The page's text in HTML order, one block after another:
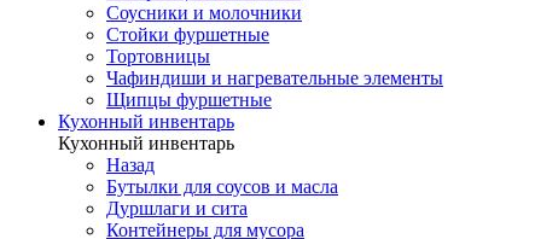
Соусники и молочники
Стойки фуршетные
Тортовницы
Чафиндиши и нагревательные элементы
Щипцы фуршетные
Кухонный инвентарь
Кухонный инвентарь
Назад
Бутылки для соусов и масла
Дуршлаги и сита
Контейнеры для мусора